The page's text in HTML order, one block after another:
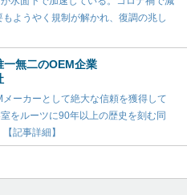
ようやく規制が解かれ、復調の兆し
一無二のOEM企業
ーカーとして絶大な信頼を獲得して
をルーツに90年以上の歴史を刻む同
記事詳細】